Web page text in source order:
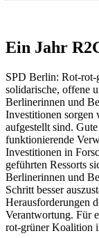
Ein Jahr
SPD Berlin: Rot-rot-
solidarische, offene
Berlinerinnen und
Investitionen
aufgestellt sind.
funktionierende
Investitionen in
geführten Ressorts
Berlinerinnen und
Schritt besser
Herausforderungen
Verantwortung. Für
rot-grüner Koalition